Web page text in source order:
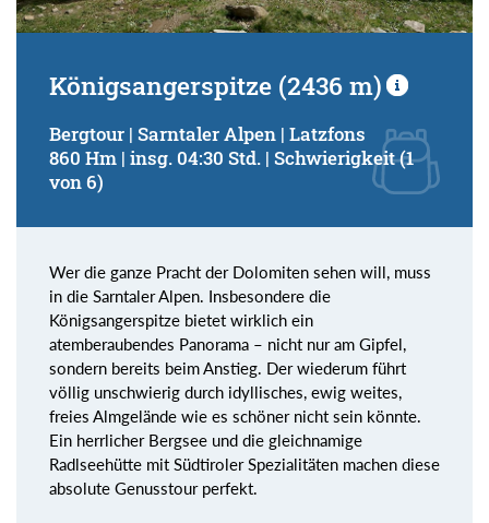
Königsangerspitze (2436 m)
Bergtour | Sarntaler Alpen | Latzfons
860 Hm | insg. 04:30 Std. | Schwierigkeit (1
von 6)
Wer die ganze Pracht der Dolomiten sehen will, muss
in die Sarntaler Alpen. Insbesondere die
Königsangerspitze bietet wirklich ein
atemberaubendes Panorama – nicht nur am Gipfel,
sondern bereits beim Anstieg. Der wiederum führt
völlig unschwierig durch idyllisches, ewig weites,
freies Almgelände wie es schöner nicht sein könnte.
Ein herrlicher Bergsee und die gleichnamige
Radlseehütte mit Südtiroler Spezialitäten machen diese
absolute Genusstour perfekt.